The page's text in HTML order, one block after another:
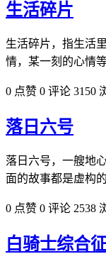
生活碎片
生活碎片，指生活
情，某一刻的心情等
0 点赞 0 评论 3150
落日六号
落日六号，一艘地
面的故事都是虚构的
0 点赞 0 评论 2538
白骑士综合